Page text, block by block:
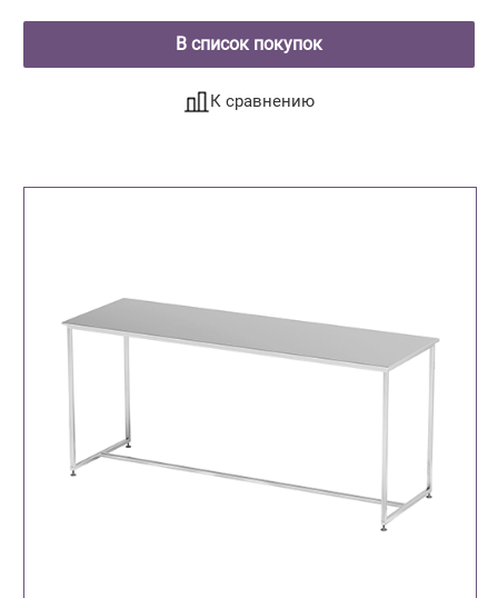
В список покупок
К сравнению